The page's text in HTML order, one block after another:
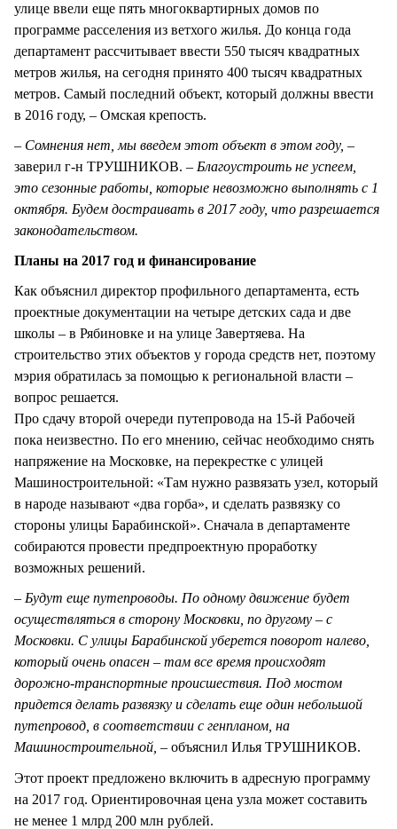
улице ввели еще пять многоквартирных домов по
программе расселения из ветхого жилья. До конца года
департамент рассчитывает ввести 550 тысяч квадратных
метров жилья, на сегодня принято 400 тысяч квадратных
метров. Самый последний объект, который должны ввести
в 2016 году, – Омская крепость.
– Сомнения нет, мы введем этот объект в этом году, –
заверил г-н ТРУШНИКОВ. – Благоустроить не успеем,
это сезонные работы, которые невозможно выполнять с 1
октября. Будем достраивать в 2017 году, что разрешается
законодательством.
Планы на 2017 год и финансирование
Как объяснил директор профильного департамента, есть
проектные документации на четыре детских сада и две
школы – в Рябиновке и на улице Завертяева. На
строительство этих объектов у города средств нет, поэтому
мэрия обратилась за помощью к региональной власти –
вопрос решается.
Про сдачу второй очереди путепровода на 15-й Рабочей
пока неизвестно. По его мнению, сейчас необходимо снять
напряжение на Московке, на перекрестке с улицей
Машиностроительной: «Там нужно развязать узел, который
в народе называют «два горба», и сделать развязку со
стороны улицы Барабинской». Сначала в департаменте
собираются провести предпроектную проработку
возможных решений.
– Будут еще путепроводы. По одному движение будет
осуществляться в сторону Московки, по другому – с
Московки. С улицы Барабинской уберется поворот налево,
который очень опасен – там все время происходят
дорожно-транспортные происшествия. Под мостом
придется делать развязку и сделать еще один небольшой
путепровод, в соответствии с генпланом, на
Машиностроительной, – объяснил Илья ТРУШНИКОВ.
Этот проект предложено включить в адресную программу
на 2017 год. Ориентировочная цена узла может составить
не менее 1 млрд 200 млн рублей.